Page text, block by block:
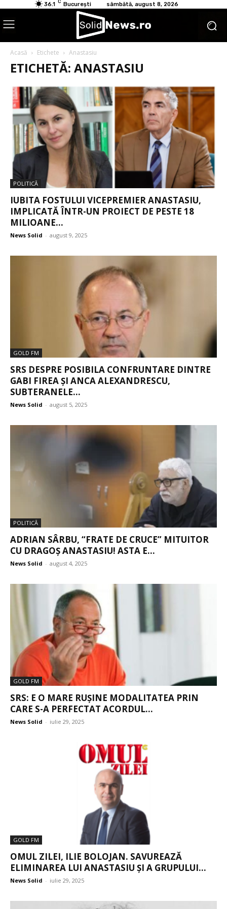
36.1 C București sâmbătă, august 8, 2026
Acasă Etichete Anastasiu
ETICHETĂ: ANASTASIU
POLITICĂ
IUBITA FOSTULUI VICEPREMIER ANASTASIU,
IMPLICATĂ ÎNTR-UN PROIECT DE PESTE 18
MILIOANE...
News Solid - august 9, 2025
GOLD FM
SRS DESPRE POSIBILA CONFRUNTARE DINTRE
GABI FIREA ȘI ANCA ALEXANDRESCU,
SUBTERANELE...
News Solid - august 5, 2025
POLITICĂ
ADRIAN SÂRBU, “FRATE DE CRUCE” MITUITOR
CU DRAGOȘ ANASTASIU! ASTA E...
News Solid - august 4, 2025
GOLD FM
SRS: E O MARE RUȘINE MODALITATEA PRIN
CARE S-A PERFECTAT ACORDUL...
News Solid - iulie 29, 2025
GOLD FM
OMUL ZILEI, ILIE BOLOJAN. SAVUREAZĂ
ELIMINAREA LUI ANASTASIU ȘI A GRUPULUI...
News Solid - iulie 29, 2025